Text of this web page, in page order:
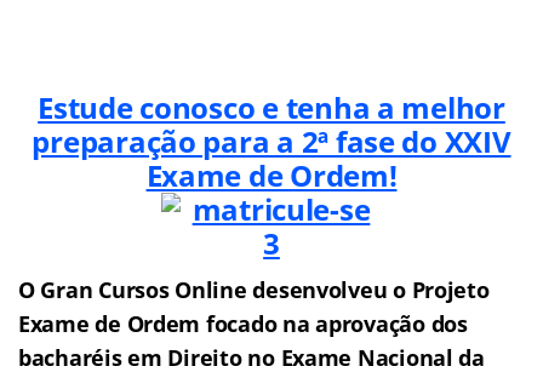
Estude conosco e tenha a melhor
preparação para a 2ª fase do XXIV
Exame de Ordem!
O Gran Cursos Online desenvolveu o Projeto
Exame de Ordem focado na aprovação dos
bacharéis em Direito no Exame Nacional da